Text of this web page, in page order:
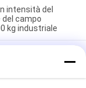
intensità del
campo
kg industriale
separatore
magnetico